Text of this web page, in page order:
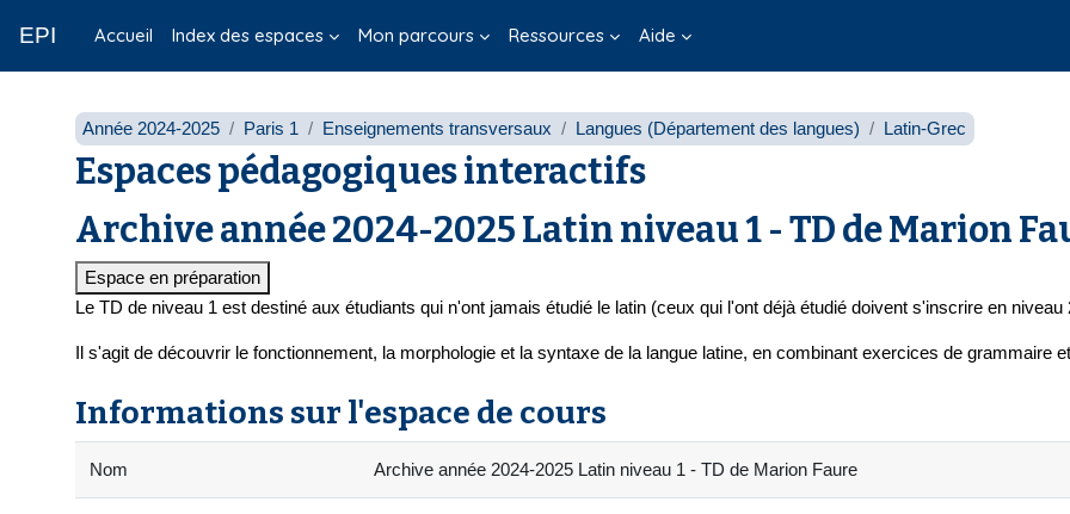
EPI Accueil Index des espaces Mon parcours Ressources Aide
Année 2024-2025
Paris 1 Enseignements transversaux Langues (Département des langues) Latin-Grec
Espaces pédagogiques interactifs
Archive année 2024-2025 Latin niveau 1 - TD de Marion
Espace en préparation
Le TD de niveau 1 est destiné aux étudiants qui n'ont jamais étudié le latin (ceux qui l'ont déjà étudié doivent s'inscrire en niveau
Il s'agit de découvrir le fonctionnement, la morphologie et la syntaxe de la langue latine, en combinant exercices de grammaire
Informations sur l'espace de cours
Nom Archive année 2024-2025 Latin niveau 1 - TD de Marion Faure